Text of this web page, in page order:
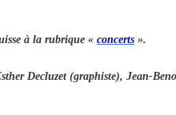
à la rubrique « concerts ».
Decluzet (graphiste), Jean-